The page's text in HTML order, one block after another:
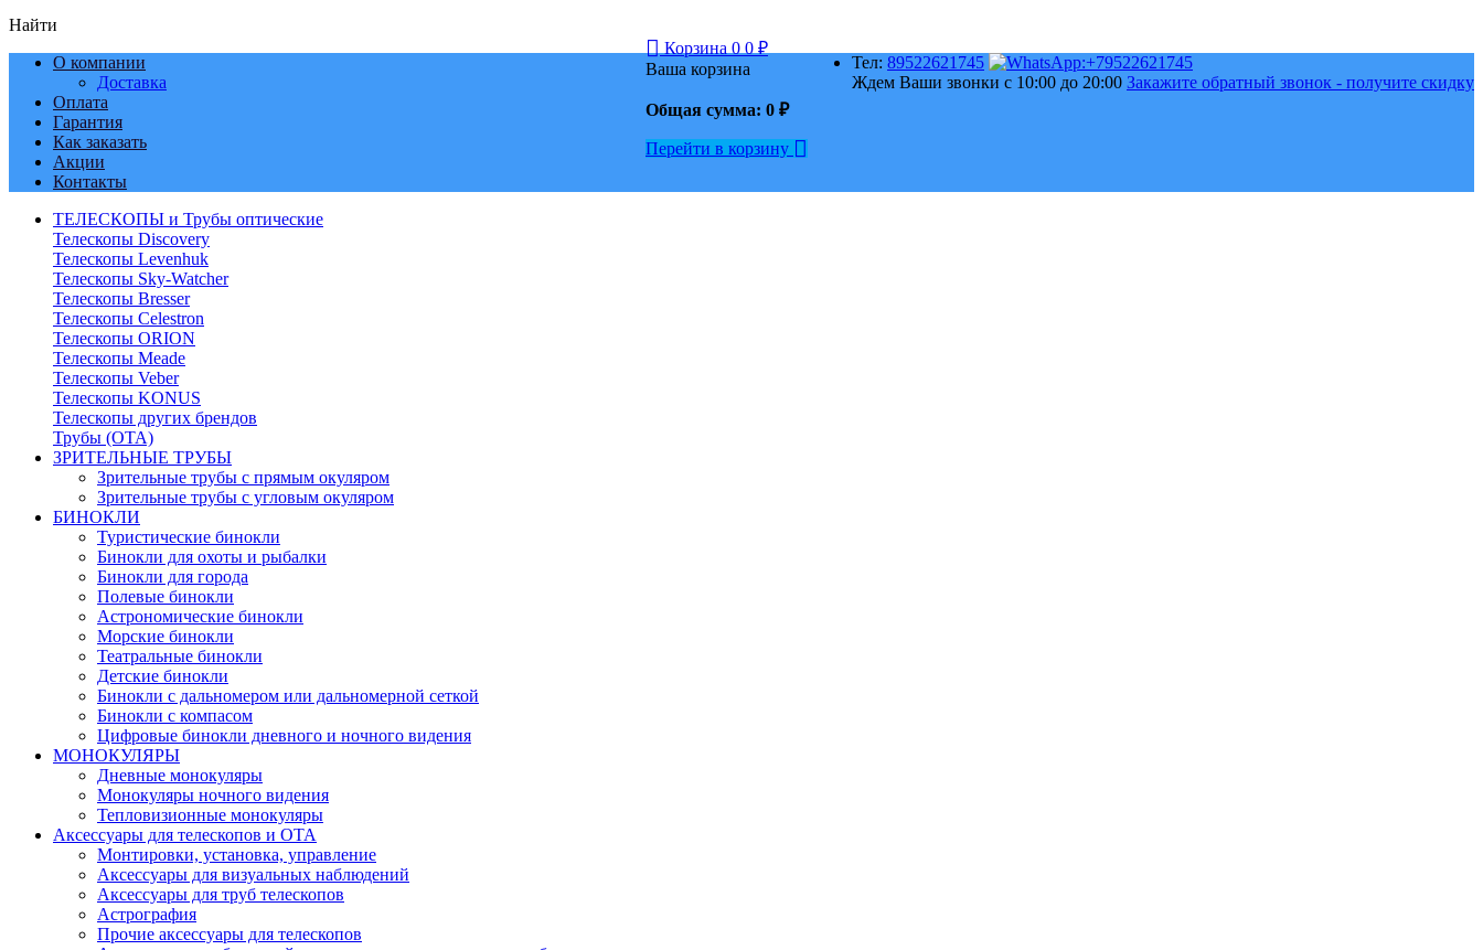
Найти
Тел: 89522621745
Ждем Ваши звонки с 10:00 до 20:00 Закажите обратный звонок - получите скидку
Корзина 0 0 ₽
Ваша корзина
Общая сумма: 0 ₽
Перейти в корзину
О компании
Доставка
Оплата
Гарантия
Как заказать
Акции
Контакты
ТЕЛЕСКОПЫ и Трубы оптические
Телескопы Discovery
Телескопы Levenhuk
Телескопы Sky-Watcher
Телескопы Bresser
Телескопы Celestron
Телескопы ORION
Телескопы Meade
Телескопы Veber
Телескопы KONUS
Телескопы других брендов
Трубы (ОТА)
ЗРИТЕЛЬНЫЕ ТРУБЫ
Зрительные трубы с прямым окуляром
Зрительные трубы с угловым окуляром
БИНОКЛИ
Туристические бинокли
Бинокли для охоты и рыбалки
Бинокли для города
Полевые бинокли
Астрономические бинокли
Морские бинокли
Театральные бинокли
Детские бинокли
Бинокли с дальномером или дальномерной сеткой
Бинокли с компасом
Цифровые бинокли дневного и ночного видения
МОНОКУЛЯРЫ
Дневные монокуляры
Монокуляры ночного видения
Тепловизионные монокуляры
Аксессуары для телескопов и ОТА
Монтировки, установка, управление
Аксессуары для визуальных наблюдений
Аксессуары для труб телескопов
Астрография
Прочие аксессуары для телескопов